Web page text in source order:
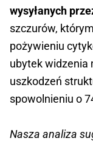
wysyłanych
szczurów,
pożywieniu
ubytek widzenia
uszkodzeń
spowolnieniu o
Nasza analiza